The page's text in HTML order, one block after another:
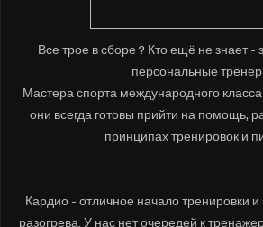
Все трое в сборе ? Кто ещё не знает -
персональные
Мастера спорта международного
они всегда готовы прийти на помощь,
принципах тренировок и
Кардио - отличное начало тренировки и
разогрева. У нас нет очередей к